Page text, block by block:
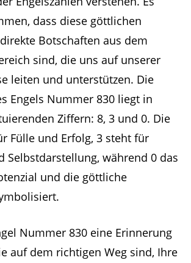
dass diese göttlichen
Botschaften aus dem
sind, die uns auf unserer
leiten und unterstützen. Die
Engels Nummer 830 liegt in
Ziffern: 8, 3 und 0. Die
Fülle und Erfolg, 3 steht für
Selbstdarstellung, während 0 das
und die göttliche
Nummer 830 eine Erinnerung
auf dem richtigen Weg sind, Ihre